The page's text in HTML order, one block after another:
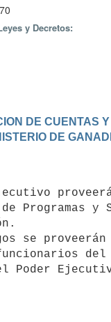
y Decretos:
DE CUENTAS
DE
Programas
del
Poder